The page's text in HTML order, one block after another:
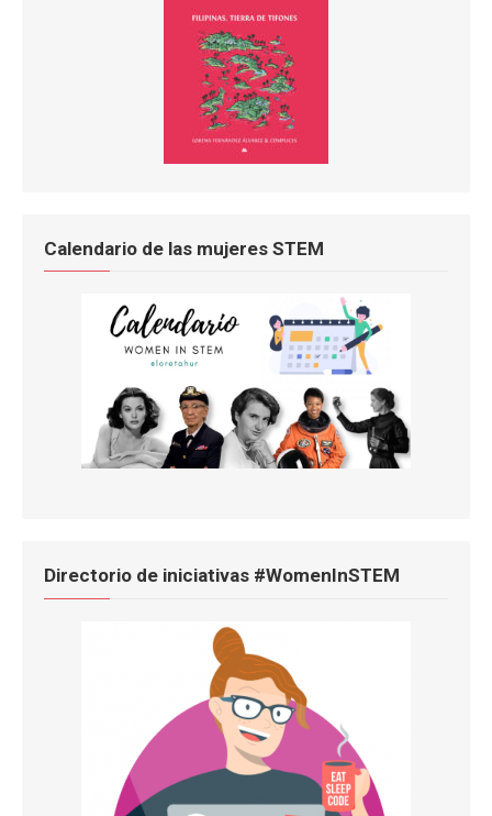
Calendario de las mujeres STEM
Directorio de iniciativas #WomenInSTEM